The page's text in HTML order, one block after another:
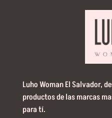
Luho Woman El Salvador,
productos de las marcas
para tí.